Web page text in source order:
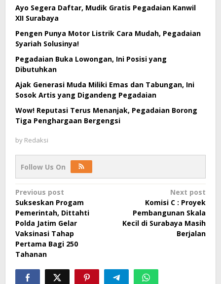
Ayo Segera Daftar, Mudik Gratis Pegadaian Kanwil
XII Surabaya
Pengen Punya Motor Listrik Cara Mudah, Pegadaian
Syariah Solusinya!
Pegadaian Buka Lowongan, Ini Posisi yang
Dibutuhkan
Ajak Generasi Muda Miliki Emas dan Tabungan, Ini
Sosok Artis yang Digandeng Pegadaian
Wow! Reputasi Terus Menanjak, Pegadaian Borong
Tiga Penghargaan Bergengsi
by Redaksi
Follow Us On
Post
navigation
Previous post
Sukseskan Progam
Pemerintah, Dittahti
Polda Jatim Gelar
Vaksinasi Tahap
Pertama Bagi 250
Tahanan
Next post
Komisi C : Proyek
Pembangunan Skala
Kecil di Surabaya Masih
Berjalan